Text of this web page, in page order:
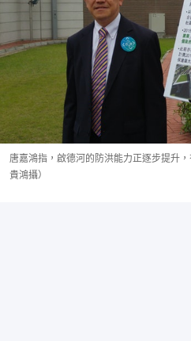
唐嘉鴻指，啟德河的防洪能力正逐步提升
貴鴻攝）